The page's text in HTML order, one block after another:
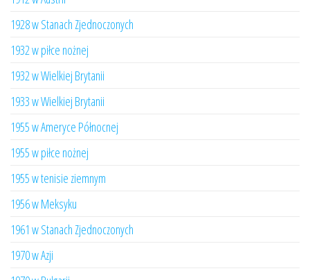
1928 w Stanach Zjednoczonych
1932 w piłce nożnej
1932 w Wielkiej Brytanii
1933 w Wielkiej Brytanii
1955 w Ameryce Północnej
1955 w piłce nożnej
1955 w tenisie ziemnym
1956 w Meksyku
1961 w Stanach Zjednoczonych
1970 w Azji